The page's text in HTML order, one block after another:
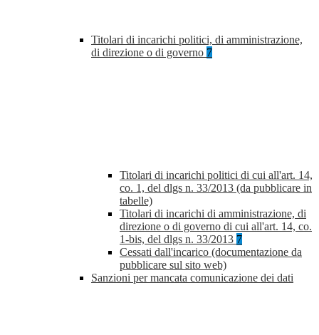
Titolari di incarichi politici, di amministrazione,
di direzione o di governo 7
Titolari di incarichi politici di cui all'art. 14,
co. 1, del dlgs n. 33/2013 (da pubblicare in
tabelle)
Titolari di incarichi di amministrazione, di
direzione o di governo di cui all'art. 14, co.
1-bis, del dlgs n. 33/2013 7
Cessati dall'incarico (documentazione da
pubblicare sul sito web)
Sanzioni per mancata comunicazione dei dati